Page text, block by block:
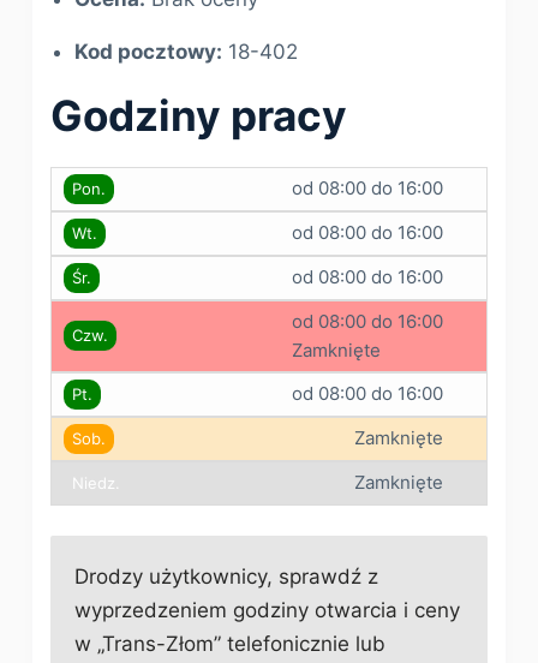
Kod pocztowy: 18-402
Godziny pracy
Pon. od 08:00 do 16:00
Wt. od 08:00 do 16:00
Śr. od 08:00 do 16:00
Czw.
od 08:00 do 16:00
Zamknięte
Pt. od 08:00 do 16:00
Sob. Zamknięte
Niedz. Zamknięte
Drodzy użytkownicy, sprawdź z
wyprzedzeniem godziny otwarcia i ceny
w „Trans-Złom” telefonicznie lub